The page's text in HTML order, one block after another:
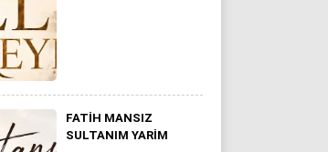
FATIH MANSIZ
SULTANIM YARİM